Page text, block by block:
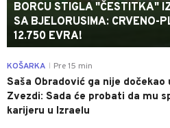
BORCU STIGLA "ČESTITKA"
SA BJELORUSIMA: CRVENO-
12.750 EVRA!
KOŠARKA Pre 15 min
Saša Obradović ga nije dočekao
Zvezdi: Sada će probati da mu
karijeru u Izraelu